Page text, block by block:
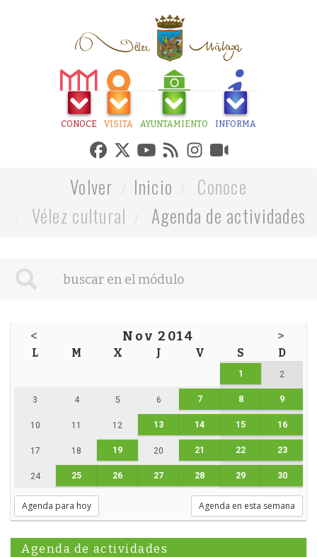
CONOCE VISITA AYUNTAMIENTO INFORMA
Volver Inicio
Conoce
Vélez cultural
Agenda de actividades
< Nov 2014 >
L M X J V S D
1 2
3 4 5 6 7 8 9
10 11 12 13 14 15 16
17 18 19 20 21 22 23
24 25 26 27 28 29 30
Agenda para hoy Agenda en esta semana
Agenda de actividades